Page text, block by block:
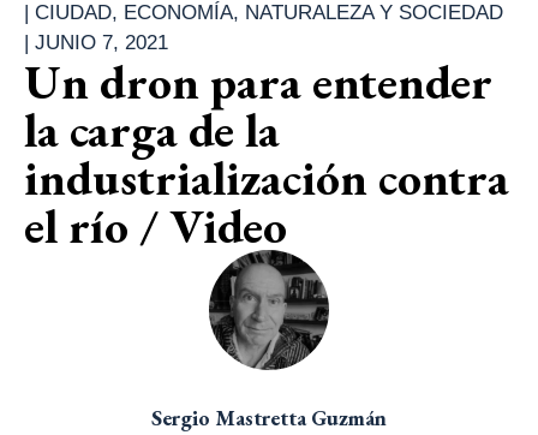
CIUDAD, ECONOMÍA, NATURALEZA Y SOCIEDAD
JUNIO 7, 2021
Un dron para entender
la carga de la
industrialización contra
el río / Video
Sergio Mastretta Guzmán